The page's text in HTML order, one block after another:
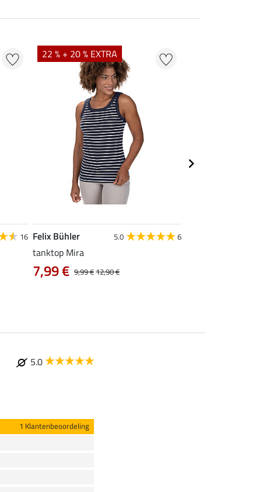
16
22 % + 20 % EXTRA
Felix Bühler 5.0 6
tanktop Mira
9,99 €12,90 €
7,99 €
5.0
1 Klantenbeoordeling